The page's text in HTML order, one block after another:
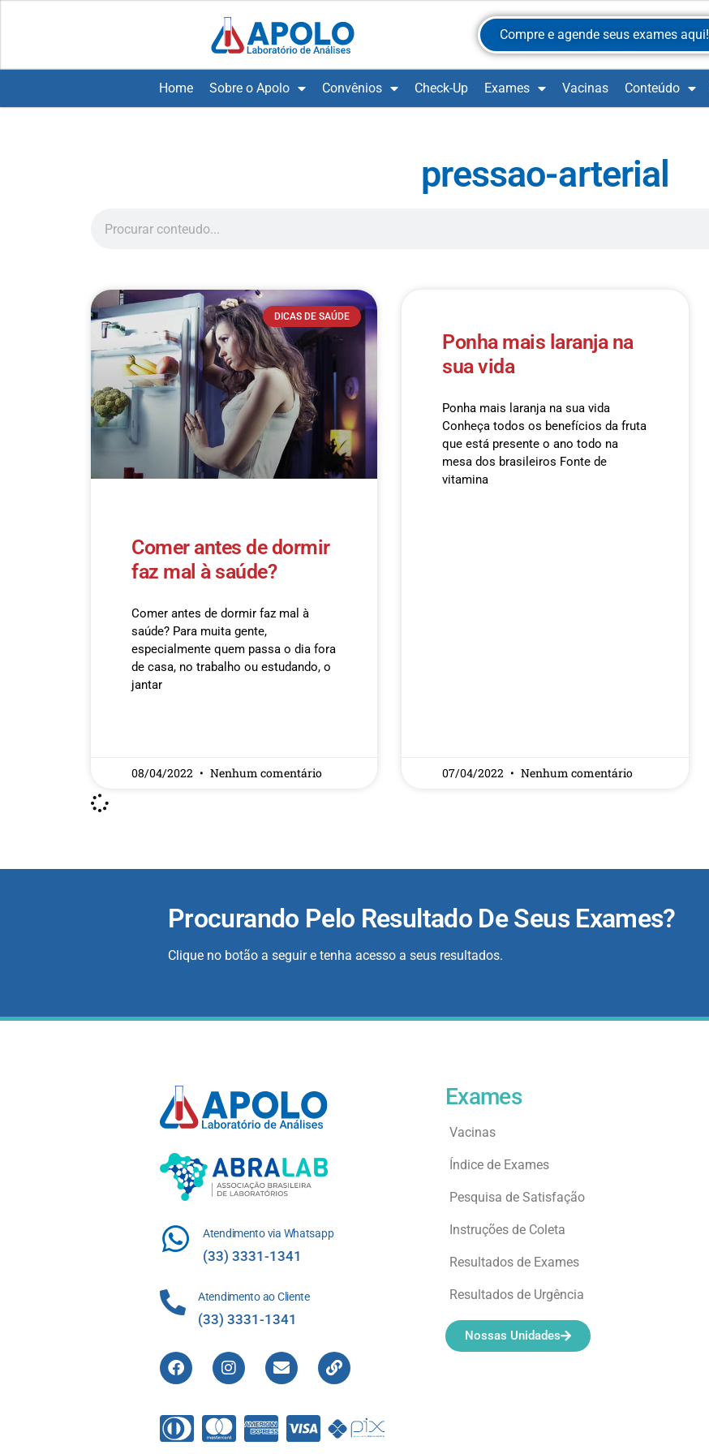
Compre e agende seus exames aqui!
Home Sobre o Apolo Convênios Check-Up Exames Vacinas Conteúdo
pressao-arterial
DICAS DE SAÚDE
Comer antes de dormir
faz mal à saúde?
Comer antes de dormir faz mal à
saúde? Para muita gente,
especialmente quem passa o dia fora
de casa, no trabalho ou estudando, o
jantar
08/04/2022 Nenhum comentário
Ponha mais laranja na
sua vida
Ponha mais laranja na sua vida
Conheça todos os benefícios da fruta
que está presente o ano todo na
mesa dos brasileiros Fonte de
vitamina
07/04/2022 Nenhum comentário
Procurando Pelo Resultado De Seus Exames?
Clique no botão a seguir e tenha acesso a seus resultados.
Atendimento via Whatsapp
(33) 3331-1341
Atendimento ao Cliente
(33) 3331-1341
Exames
Vacinas
Índice de Exames
Pesquisa de Satisfação
Instruções de Coleta
Resultados de Exames
Resultados de Urgência
Nossas Unidades